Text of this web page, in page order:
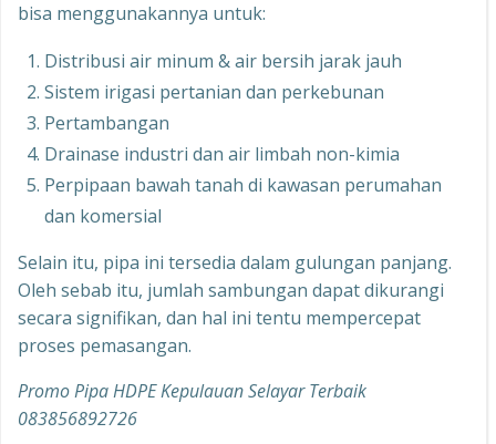
bisa menggunakannya untuk:
Distribusi air minum & air bersih jarak jauh
Sistem irigasi pertanian dan perkebunan
Pertambangan
Drainase industri dan air limbah non-kimia
Perpipaan bawah tanah di kawasan perumahan
dan komersial
Selain itu, pipa ini tersedia dalam gulungan panjang.
Oleh sebab itu, jumlah sambungan dapat dikurangi
secara signifikan, dan hal ini tentu mempercepat
proses pemasangan.
Promo Pipa HDPE Kepulauan Selayar Terbaik
083856892726